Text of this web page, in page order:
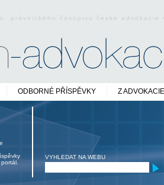
právnického časopisu české
ODBORNÉ PŘÍSPĚVKY Z ADVOKACIE
VYHLEDAT NA WEBU